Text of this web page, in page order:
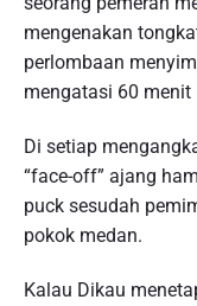
mengenakan
perlombaan
mengatasi 60 menit
Di setiap
“face-off” ajang
puck sesudah
pokok medan.
Kalau Dikau